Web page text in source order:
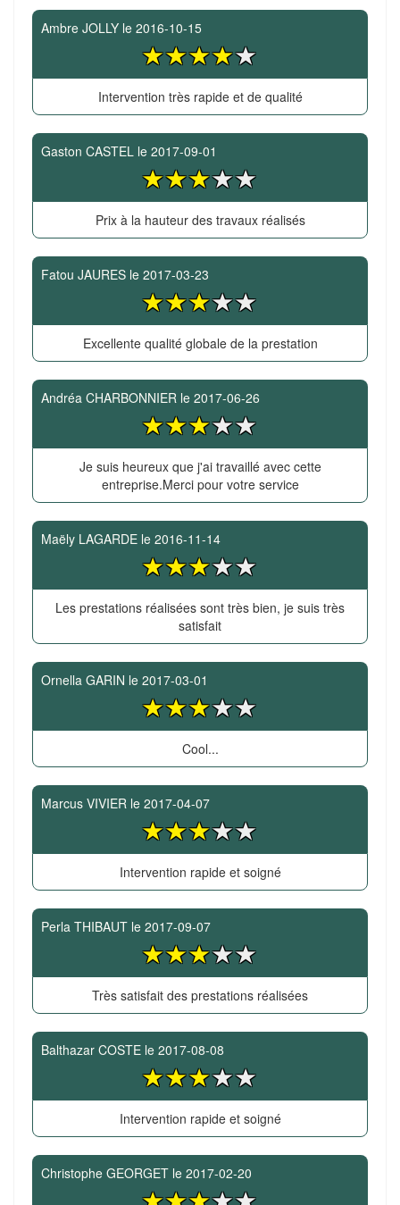
Ambre JOLLY le 2016-10-15
Intervention très rapide et de qualité
Gaston CASTEL le 2017-09-01
Prix à la hauteur des travaux réalisés
Fatou JAURES le 2017-03-23
Excellente qualité globale de la prestation
Andréa CHARBONNIER le 2017-06-26
Je suis heureux que j'ai travaillé avec cette
entreprise.Merci pour votre service
Maëly LAGARDE le 2016-11-14
Les prestations réalisées sont très bien, je suis très
satisfait
Ornella GARIN le 2017-03-01
Cool...
Marcus VIVIER le 2017-04-07
Intervention rapide et soigné
Perla THIBAUT le 2017-09-07
Très satisfait des prestations réalisées
Balthazar COSTE le 2017-08-08
Intervention rapide et soigné
Christophe GEORGET le 2017-02-20